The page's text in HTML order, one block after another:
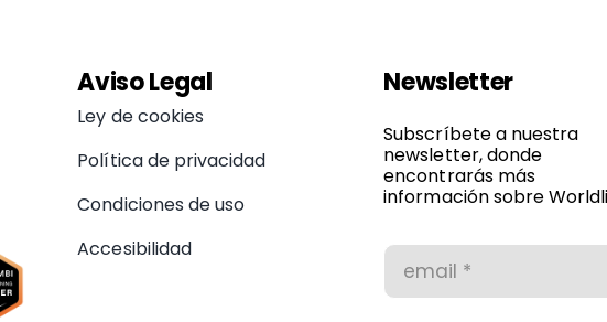
Aviso Legal
Ley de cookies
Política de privacidad
Condiciones de uso
Accesibilidad
Newsletter
Subscríbete a nuestra
newsletter, donde
encontrarás más
información sobre